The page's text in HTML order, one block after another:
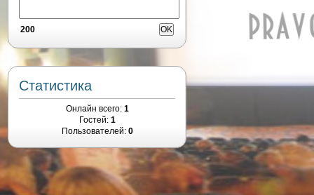
200
Статистика
Онлайн всего: 1
Гостей: 1
Пользователей: 0